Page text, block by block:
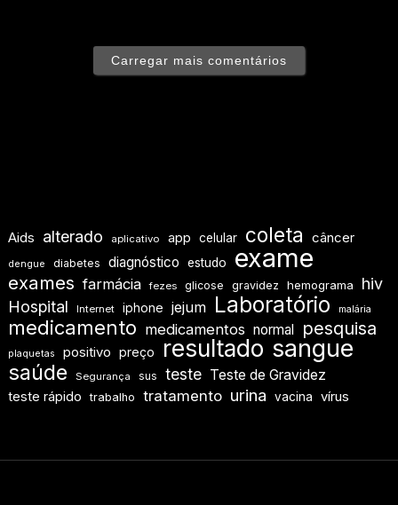
Carregar mais comentários
Aids alterado aplicativo app celular coleta câncer
dengue diabetes diagnóstico estudo exame
exames farmácia fezes glicose gravidez hemograma
hiv
Hospital
Internet iphone jejum Laboratório malária
medicamento medicamentos normal pesquisa
plaquetas positivo preço resultado sangue
saúde Segurança sus teste Teste de Gravidez
teste rápido trabalho tratamento urina vacina vírus